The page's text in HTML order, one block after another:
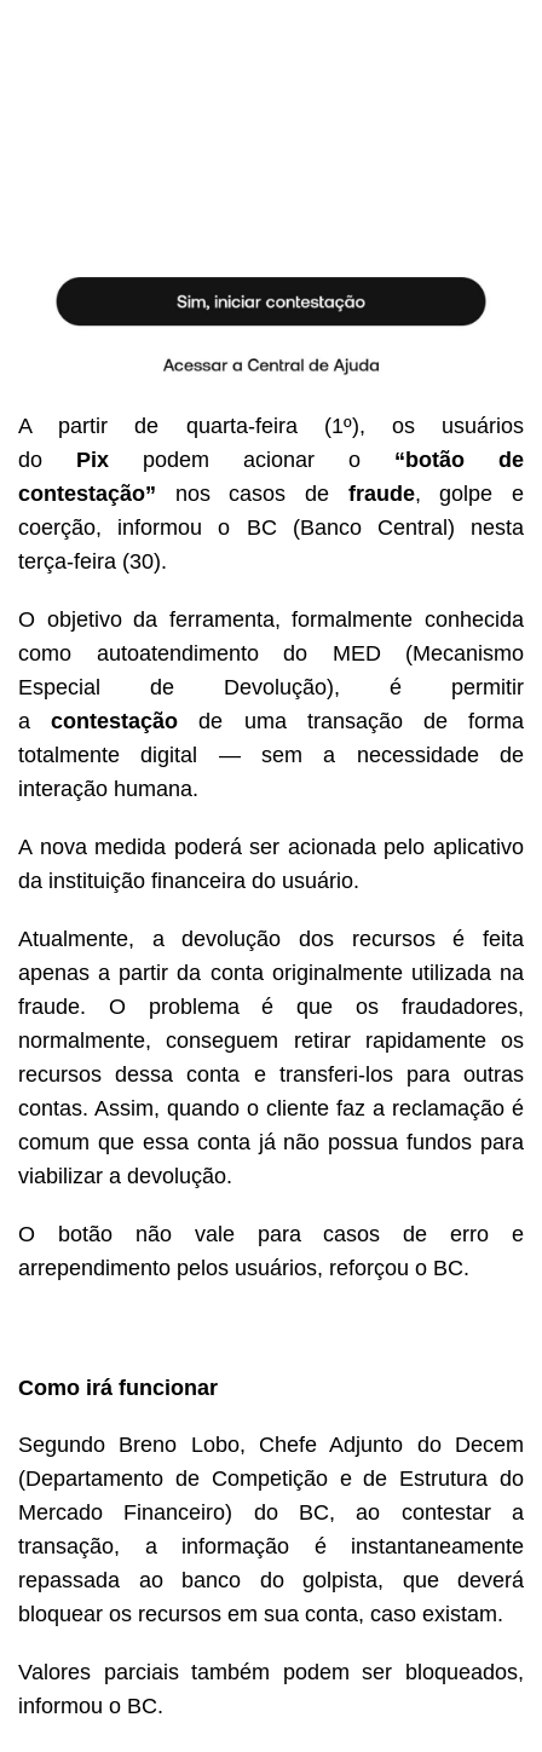
A partir de quarta-feira (1º), os usuários
do Pix podem acionar o “botão de
contestação” nos casos de fraude, golpe e
coerção, informou o BC (Banco Central) nesta
terça-feira (30).
O objetivo da ferramenta, formalmente conhecida
como autoatendimento do MED (Mecanismo
Especial de Devolução), é permitir
acontestação de uma transação de forma
totalmente digital — sem a necessidade de
interação humana.
A nova medida poderá ser acionada pelo aplicativo
da instituição financeira do usuário.
Atualmente, a devolução dos recursos é feita
apenas a partir da conta originalmente utilizada na
fraude. O problema é que os fraudadores,
normalmente, conseguem retirar rapidamente os
recursos dessa conta e transferi-los para outras
contas. Assim, quando o cliente faz a reclamação é
comum que essa conta já não possua fundos para
viabilizar a devolução.
O botão não vale para casos de erro e
arrependimento pelos usuários, reforçou o BC.
Como irá funcionar
Segundo Breno Lobo, Chefe Adjunto do Decem
(Departamento de Competição e de Estrutura do
Mercado Financeiro) do BC, ao contestar a
transação, a informação é instantaneamente
repassada ao banco do golpista, que deverá
bloquear os recursos em sua conta, caso existam.
Valores parciais também podem ser bloqueados,
informou o BC.